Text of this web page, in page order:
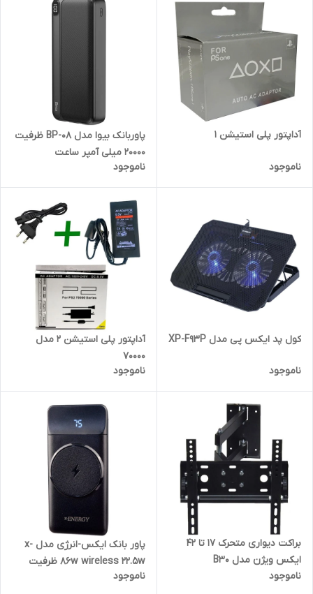
آداپتور پلی استیشن 1
ناموجود
پاوربانک بیوا مدل BP-08 ظرفیت
20000 میلی آمپر ساعت
ناموجود
کول پد ایکس پی مدل XP-F93P
ناموجود
آداپتور پلی استیشن 2‎ مدل
70000
ناموجود
براکت دیواری متحرک ۱۷ تا ۴۲
ایکس ویژن مدل B30
ناموجود
پاور بانک ایکس-انرژی مدل x-
86w wireless 22.5w ظرفیت
10000 میلی آمپر
ناموجود